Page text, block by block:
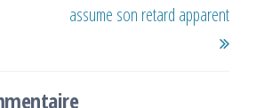
assume son retard apparent